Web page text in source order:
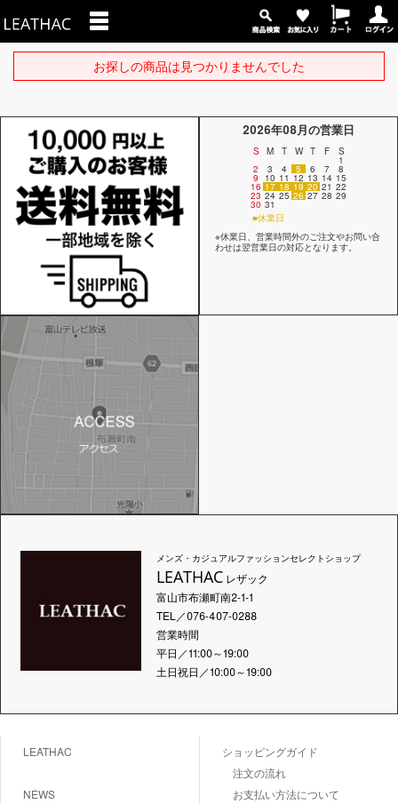
お探しの商品は見つかりませんでした
2026年08月の営業日
S M T W T F S
1
2 3 4 5 6 7 8
9 10 11 12 13 14 15
16 17 18 19 20 21 22
23 24 25 26 27 28 29
30 31
■休業日
※休業日、営業時間外のご注文やお問い合
わせは翌営業日の対応となります。
メンズ・カジュアルファッションセレクトショップ
LEATHACレザック
富山市布瀬町南2-1-1
TEL／076-407-0288
営業時間
平日／11:00～19:00
土日祝日／10:00～19:00
LEATHAC
NEWS
ショッピングガイド
注文の流れ
お支払い方法について